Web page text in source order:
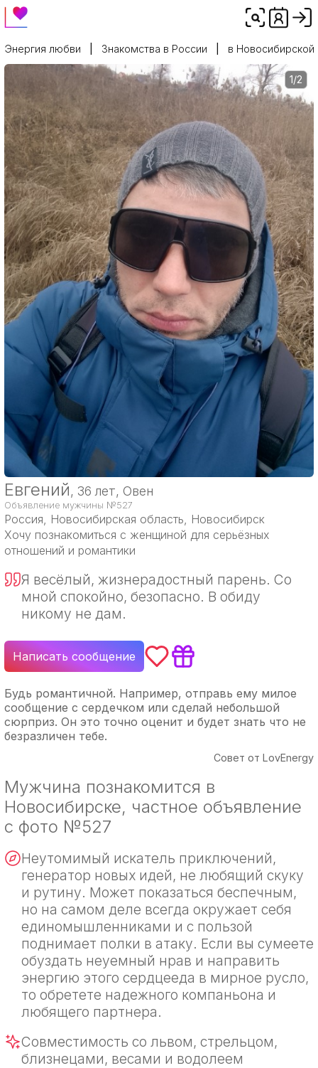
Энергия любви Знакомства в России в Новосибирской
1/2
Евгений, 36 лет, Овен
Объявление мужчины №527
Россия, Новосибирская область, Новосибирск
Хочу познакомиться с женщиной для серьёзных
отношений и романтики
Я весёлый, жизнерадостный парень. Со
мной спокойно, безопасно. В обиду
никому не дам.
Написать сообщение
Будь романтичной. Например, отправь ему милое
сообщение с сердечком или сделай небольшой
сюрприз. Он это точно оценит и будет знать что не
безразличен тебе.
Совет от LovEnergy
Мужчина познакомится в
Новосибирске, частное объявление
с фото №527
Неутомимый искатель приключений,
генератор новых идей, не любящий скуку
и рутину. Может показаться беспечным,
но на самом деле всегда окружает себя
единомышленниками и с пользой
поднимает полки в атаку. Если вы сумеете
обуздать неуемный нрав и направить
энергию этого сердцееда в мирное русло,
то обретете надежного компаньона и
любящего партнера.
Совместимость со львом, стрельцом,
близнецами, весами и водолеем